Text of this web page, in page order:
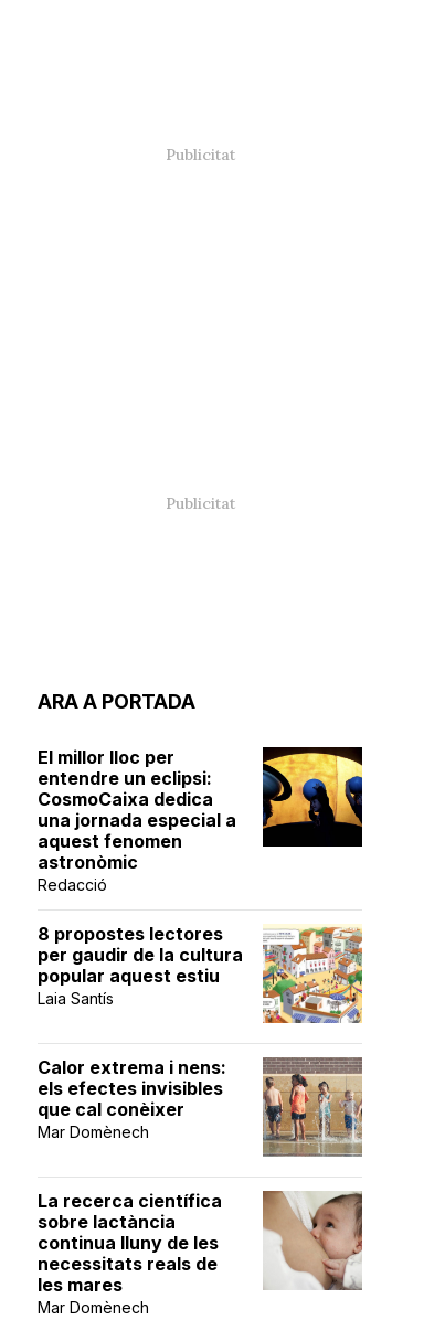
ARA A PORTADA
El millor lloc per
entendre un eclipsi:
CosmoCaixa dedica
una jornada especial a
aquest fenomen
astronòmic
Redacció
8 propostes lectores
per gaudir de la cultura
popular aquest estiu
Laia Santís
Calor extrema i nens:
els efectes invisibles
que cal conèixer
Mar Domènech
La recerca científica
sobre lactància
continua lluny de les
necessitats reals de
les mares
Mar Domènech